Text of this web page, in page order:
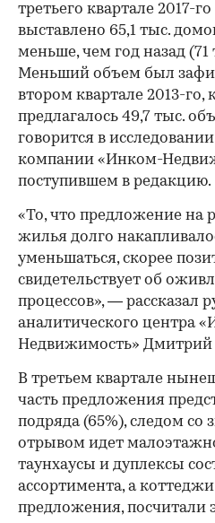
третьего квартале 2017-
выставлено 65,1 тыс.
меньше, чем год назад (71
Меньший объем был
втором квартале 2013-го,
предлагалось 49,7 тыс.
говорится в
компании «Инком-
поступившем в редакцию.
«То, что предложение на
жилья долго
уменьшаться, скорее
свидетельствует об
процессов», — рассказал
аналитического центра
Недвижимость» Дмитрий
В третьем квартале
часть предложения
подряда (65%), следом со
отрывом идет
таунхаусы и дуплексы
ассортимента, а
предложения, посчитали